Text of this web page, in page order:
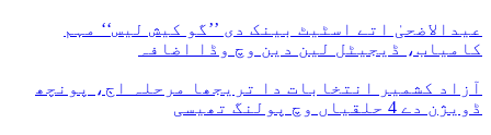
عیدالاضحیٰ اتے اسٹیٹ بینک دی ’’گو کیش لیس‘‘ مہم
کامیاب، ڈیجیٹل لین دین وچ وڈا اضافہ
آزاد کشمیر انتخابات دا تریجھا مرحلہ اڄ، پونچھ
ڈویژن دے 4 حلقیاں وچ پولنگ تھیسی